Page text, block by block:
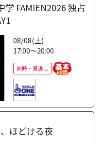
FAMIEN2026 独占
08/08(土)
17:00～20:00
同時・見逃し
ほどける夜